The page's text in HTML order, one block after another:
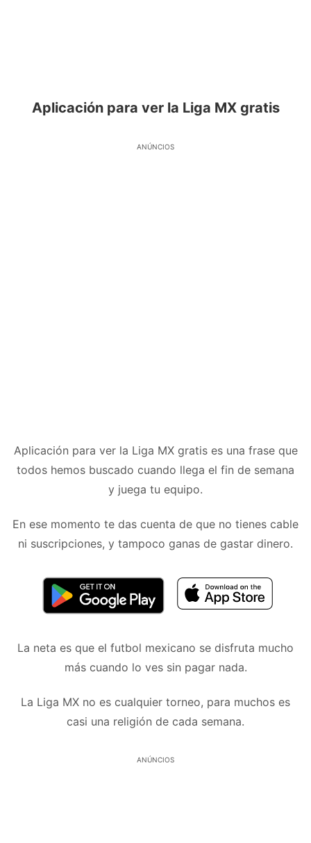
Aplicación para ver la Liga MX gratis
ANÚNCIOS
Aplicación para ver la Liga MX gratis es una frase que
todos hemos buscado cuando llega el fin de semana
y juega tu equipo.
En ese momento te das cuenta de que no tienes cable
ni suscripciones, y tampoco ganas de gastar dinero.
La neta es que el futbol mexicano se disfruta mucho
más cuando lo ves sin pagar nada.
La Liga MX no es cualquier torneo, para muchos es
casi una religión de cada semana.
ANÚNCIOS